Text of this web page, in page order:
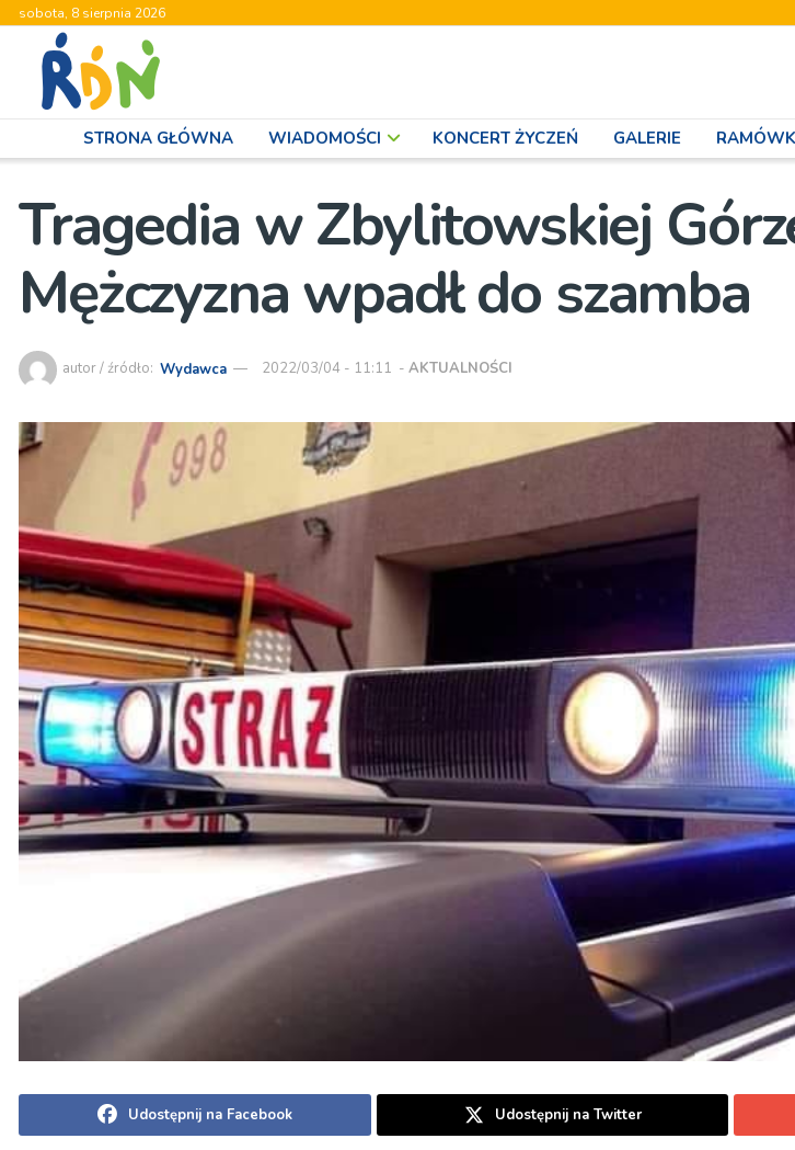
sobota, 8 sierpnia 2026
STRONA GŁÓWNA WIADOMOŚCI KONCERT ŻYCZEŃ GALERIE
Tragedia w Zbylitowskiej
Mężczyzna wpadł do szamba
autor / źródło: Wydawca 2022/03/04 - 11:11 - AKTUALNOŚCI
Udostępnij na Facebook Udostępnij na Twitter